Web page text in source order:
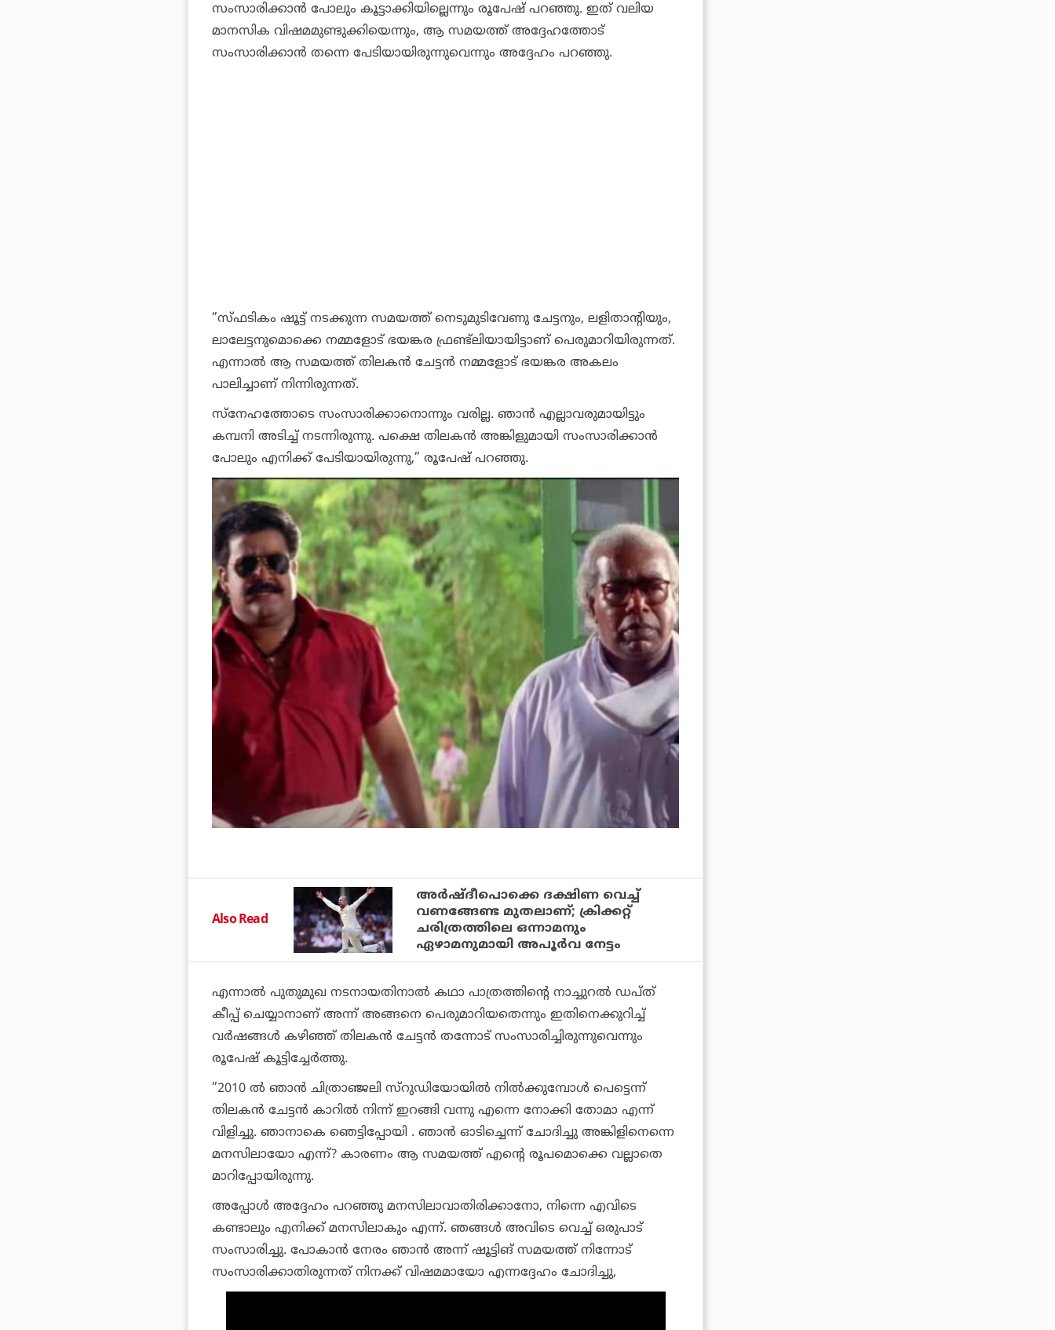
സംസാരിക്കാന്‍ പോലും കൂട്ടാക്കിയില്ലെന്നും രൂപേഷ് പറഞ്ഞു. ഇത് വലിയ
മാനസിക വിഷമമുണ്ടുക്കിയെന്നും, ആ സമയത്ത് അദ്ദേഹത്തോട്
സംസാരിക്കാന്‍ തന്നെ പേടിയായിരുന്നുവെന്നും അദ്ദേഹം പറഞ്ഞു.
”സ്ഫടികം ഷൂട്ട് നടക്കുന്ന സമയത്ത് നെടുമുടിവേണു ചേട്ടനും, ലളിതാന്റിയും,
ലാലേട്ടനുമൊക്കെ നമ്മളോട് ഭയങ്കര ഫ്രണ്ട്‌ലിയായിട്ടാണ് പെരുമാറിയിരുന്നത്.
എന്നാല്‍ ആ സമയത്ത് തിലകന്‍ ചേട്ടന്‍ നമ്മളോട് ഭയങ്കര അകലം
പാലിച്ചാണ് നിന്നിരുന്നത്.
സ്‌നേഹത്തോടെ സംസാരിക്കാനൊന്നും വരില്ല. ഞാന്‍ എല്ലാവരുമായിട്ടും
കമ്പനി അടിച്ച് നടന്നിരുന്നു. പക്ഷെ തിലകന്‍ അങ്കിളുമായി സംസാരിക്കാന്‍
പോലും എനിക്ക് പേടിയായിരുന്നു,” രൂപേഷ് പറഞ്ഞു.
Also Read
അര്‍ഷ്ദീപൊക്കെ ദക്ഷിണ വെച്ച്
വണങ്ങേണ്ട മുതലാണ്; ക്രിക്കറ്റ്
ചരിത്രത്തിലെ ഒന്നാമനും
ഏഴാമനുമായി അപൂര്‍വ നേട്ടം
എന്നാല്‍ പുതുമുഖ നടനായതിനാല്‍ കഥാ പാത്രത്തിന്റെ നാച്ചുറല്‍ ഡപ്ത്
കീപ്പ് ചെയ്യാനാണ് അന്ന് അങ്ങനെ പെരുമാറിയതെന്നും ഇതിനെക്കുറിച്ച്
വര്‍ഷങ്ങള്‍ കഴിഞ്ഞ് തിലകന്‍ ചേട്ടന്‍ തന്നോട് സംസാരിച്ചിരുന്നുവെന്നും
രൂപേഷ് കൂട്ടിച്ചേര്‍ത്തു.
”2010 ല്‍ ഞാന്‍ ചിത്രാഞ്ജലി സ്‌റുഡിയോയില്‍ നില്‍ക്കുമ്പോള്‍ പെട്ടെന്ന്
തിലകന്‍ ചേട്ടന്‍ കാറില്‍ നിന്ന് ഇറങ്ങി വന്നു എന്നെ നോക്കി തോമാ എന്ന്
വിളിച്ചു. ഞാനാകെ ഞെട്ടിപ്പോയി . ഞാന്‍ ഓടിച്ചെന്ന് ചോദിച്ചു അങ്കിളിനെന്നെ
മനസിലായോ എന്ന്? കാരണം ആ സമയത്ത് എന്റെ രൂപമൊക്കെ വല്ലാതെ
മാറിപ്പോയിരുന്നു.
അപ്പോള്‍ അദ്ദേഹം പറഞ്ഞു മനസിലാവാതിരിക്കാനോ, നിന്നെ എവിടെ
കണ്ടാലും എനിക്ക് മനസിലാകും എന്ന്. ഞങ്ങള്‍ അവിടെ വെച്ച് ഒരുപാട്
സംസാരിച്ചു. പോകാന്‍ നേരം ഞാന്‍ അന്ന് ഷൂട്ടിങ് സമയത്ത് നിന്നോട്
സംസാരിക്കാതിരുന്നത് നിനക്ക് വിഷമമായോ എന്നദ്ദേഹം ചോദിച്ചു,